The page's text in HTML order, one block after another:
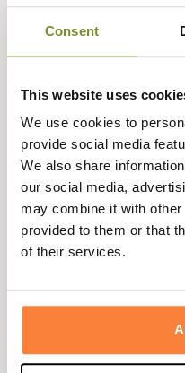
Consent
This website uses
We use cookies to
provide social media
We also share
our social media,
may combine it with
provided to them or that
of their services.
Pour allonger la durée de
son entretien n'est pas à
votre disposition
de la cire , brosse ou
Fiche
Hauteur de Tige
en cm
6
Pays de